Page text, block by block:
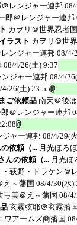
レンジャー連邦 08/
郎＠レンジャー連邦
カヲリ＠世界忍者国
ラスト カヲリ＠世
ンジャー連邦 08/4/
08/4/26(土) 9:37
ジャー連邦08/4/
4/26(土) 23:55
ご依頼品 南天＠後
＠レンジャー連邦
ジャー連邦 08/4/29(
依頼（... 月光ほろ
んの依頼（... 月光ほ
・萩野・ドラケン＠
え～藩国 08/4/30(水)
弓美＠え～藩国 08/
玄霧弦耶＠玄霧藩国
ワアームズ商藩国